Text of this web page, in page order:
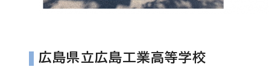
広島県立広島工業高等学校